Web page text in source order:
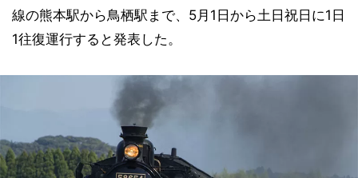
線の熊本駅から鳥栖駅まで、5月1日から土日祝日に1日
1往復運行すると発表した。